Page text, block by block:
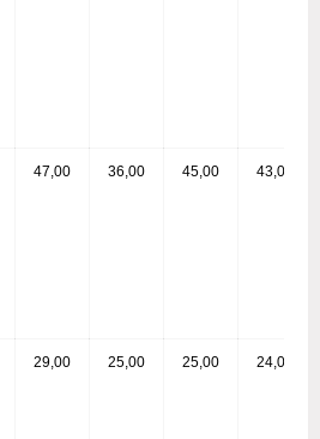
47,00 36,00 45,00 43,00
29,00 25,00 25,00 24,00